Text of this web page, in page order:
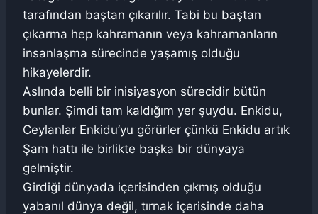
tarafından baştan çıkarılır. Tabi bu baştan
çıkarma hep kahramanın veya kahramanların
insanlaşma sürecinde yaşamış olduğu
hikayelerdir.
Aslında belli bir inisiyasyon sürecidir bütün
bunlar. Şimdi tam kaldığım yer şuydu. Enkidu,
Ceylanlar Enkidu’yu görürler çünkü Enkidu artık
Şam hattı ile birlikte başka bir dünyaya
gelmiştir.
Girdiği dünyada içerisinden çıkmış olduğu
yabanıl dünya değil, tırnak içerisinde daha